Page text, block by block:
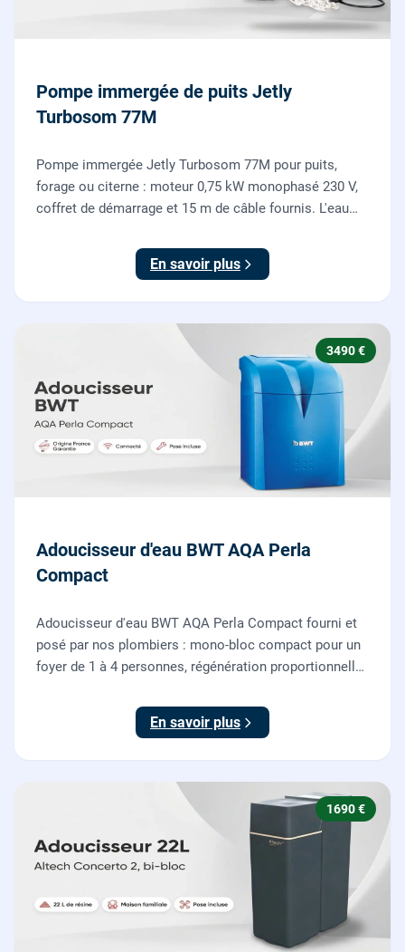
Pompe immergée de puits Jetly
Turbosom 77M
Pompe immergée Jetly Turbosom 77M pour puits,
forage ou citerne : moteur 0,75 kW monophasé 230 V,
coffret de démarrage et 15 m de câble fournis. L'eau
et posée par nos plombiers.
En savoir plus
3490 €
Adoucisseur d'eau BWT AQA Perla
Compact
Adoucisseur d'eau BWT AQA Perla Compact fourni et
posé par nos plombiers : mono-bloc compact pour un
foyer de 1 à 4 personnes, régénération proportionnelle
toute la maison du calcaire.
En savoir plus
1690 €